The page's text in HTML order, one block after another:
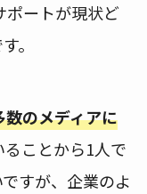
ポートが現状ど
。
のメディアに
ることから1人で
すが、企業のよ